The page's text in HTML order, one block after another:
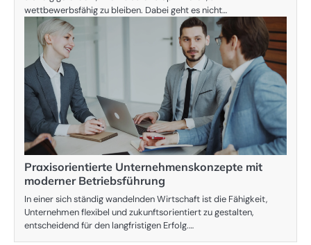
wettbewerbsfähig zu bleiben. Dabei geht es nicht…
Praxisorientierte Unternehmenskonzepte mit
moderner Betriebsführung
In einer sich ständig wandelnden Wirtschaft ist die Fähigkeit,
Unternehmen flexibel und zukunftsorientiert zu gestalten,
entscheidend für den langfristigen Erfolg.…